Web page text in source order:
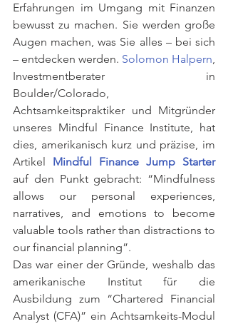
Erfahrungen im Umgang mit Finanzen
bewusst zu machen. Sie werden große
Augen machen, was Sie alles – bei sich
– entdecken werden. Solomon Halpern,
Investmentberater in
Boulder/Colorado,
Achtsamkeitspraktiker und Mitgründer
unseres Mindful Finance Institute, hat
dies, amerikanisch kurz und präzise, im
Artikel Mindful Finance Jump Starter
auf den Punkt gebracht: “Mindfulness
allows our personal experiences,
narratives, and emotions to become
valuable tools rather than distractions to
our financial planning”.
Das war einer der Gründe, weshalb das
amerikanische Institut für die
Ausbildung zum “Chartered Financial
Analyst (CFA)” ein Achtsamkeits-Modul